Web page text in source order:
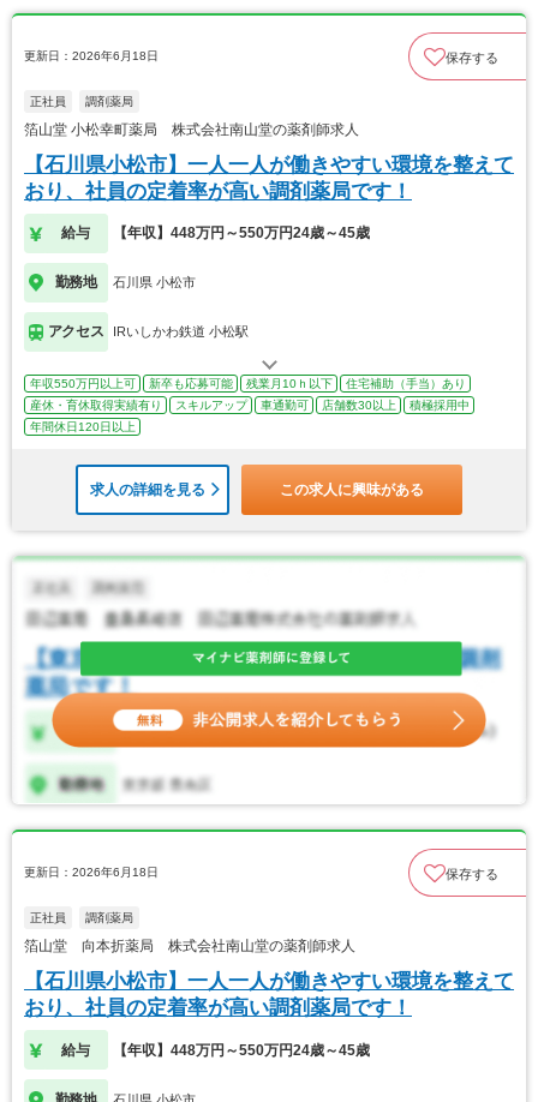
更新日：2026年6月18日 保存する
正社員 調剤薬局
箔山堂 小松幸町薬局 株式会社南山堂の薬剤師求人
【石川県小松市】一人一人が働きやすい環境を整えて
おり、社員の定着率が高い調剤薬局です！
給与 【年収】448万円～550万円24歳～45歳
勤務地 石川県 小松市
アクセス IRいしかわ鉄道 小松駅
年収550万円以上可 新卒も応募可能 残業月10ｈ以下
住宅補助（手当）あり
産休・育休取得実績有り
スキルアップ 車通勤可 店舗数30以上
積極採用中
年間休日120日以上
求人の詳細を見る この求人に興味がある
更新日：2026年6月18日 保存する
正社員 調剤薬局
箔山堂 向本折薬局 株式会社南山堂の薬剤師求人
【石川県小松市】一人一人が働きやすい環境を整えて
おり、社員の定着率が高い調剤薬局です！
給与 【年収】448万円～550万円24歳～45歳